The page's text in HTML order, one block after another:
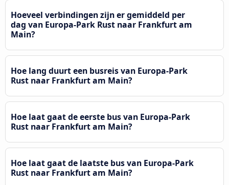
Hoeveel verbindingen zijn er gemiddeld per
dag van Europa-Park Rust naar Frankfurt am
Main?
Hoe lang duurt een busreis van Europa-Park
Rust naar Frankfurt am Main?
Hoe laat gaat de eerste bus van Europa-Park
Rust naar Frankfurt am Main?
Hoe laat gaat de laatste bus van Europa-Park
Rust naar Frankfurt am Main?